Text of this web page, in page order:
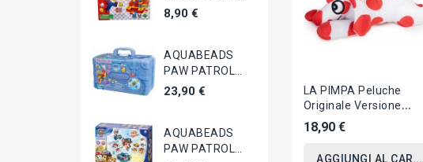
COIN GAME
8,90 €
AQUABEADS
PAW PATROL
Craft Kit Gioco
23,90 €
AQUABEADS
PAW PATROL
LA PIMPA Peluche
Originale Versione
SDRAIATA Morbidosa
40cm ALTAN Cane Pois
18,90 €
AGGIUNGI AL